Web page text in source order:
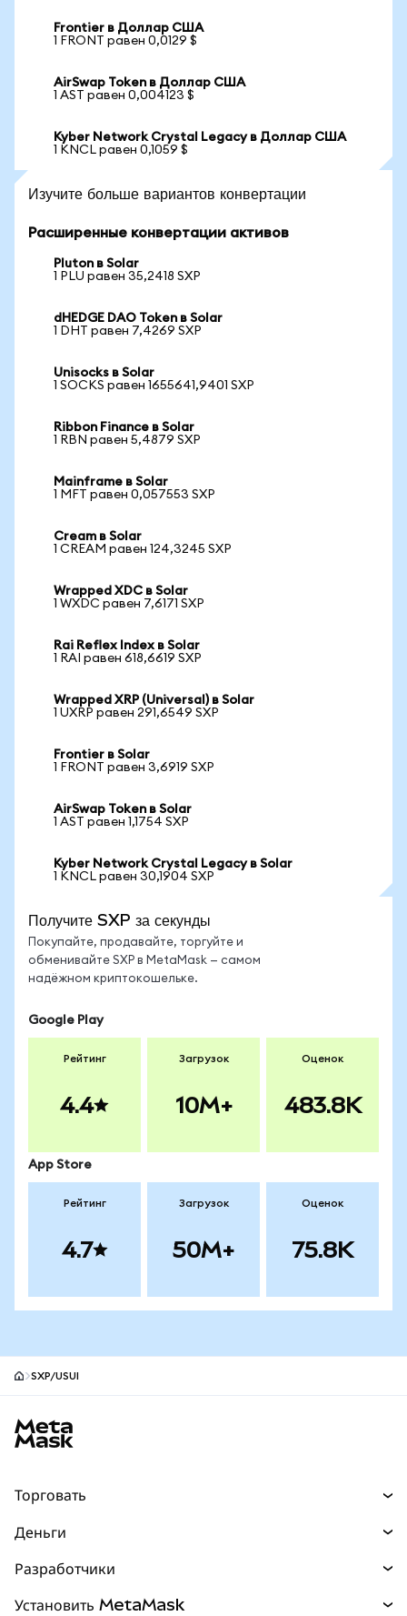
Frontier в Доллар США
1 FRONT равен 0,0129 $
AirSwap Token в Доллар США
1 AST равен 0,004123 $
Kyber Network Crystal Legacy в Доллар США
1 KNCL равен 0,1059 $
Изучите больше вариантов конвертации
Расширенные конвертации активов
Pluton в Solar
1 PLU равен 35,2418 SXP
dHEDGE DAO Token в Solar
1 DHT равен 7,4269 SXP
Unisocks в Solar
1 SOCKS равен 1655641,9401 SXP
Ribbon Finance в Solar
1 RBN равен 5,4879 SXP
Mainframe в Solar
1 MFT равен 0,057553 SXP
Cream в Solar
1 CREAM равен 124,3245 SXP
Wrapped XDC в Solar
1 WXDC равен 7,6171 SXP
Rai Reflex Index в Solar
1 RAI равен 618,6619 SXP
Wrapped XRP (Universal) в Solar
1 UXRP равен 291,6549 SXP
Frontier в Solar
1 FRONT равен 3,6919 SXP
AirSwap Token в Solar
1 AST равен 1,1754 SXP
Kyber Network Crystal Legacy в Solar
1 KNCL равен 30,1904 SXP
Получите SXP за секунды
Покупайте, продавайте, торгуйте и
обменивайте SXP в MetaMask — самом
надёжном криптокошельке.
Google Play
Рейтинг
4.4
Загрузок
10M+
Оценок
483.8K
App Store
Рейтинг
4.7
Загрузок
50M+
Оценок
75.8K
SXP/USUI
Торговать
Прогнозы
Перпы НОВИНКА
Деньги
Разработчики
Установить MetaMask